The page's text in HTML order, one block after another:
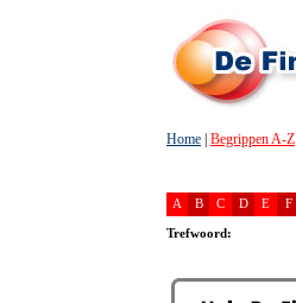
Home Begrippen A-Z
A B C D E F
Trefwoord: